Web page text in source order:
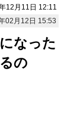
12月11日 12:11
02月12日 15:53
なった
の